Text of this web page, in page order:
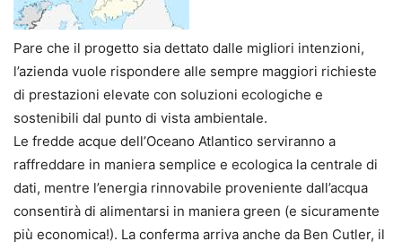
Pare che il progetto sia dettato dalle migliori intenzioni,
l’azienda vuole rispondere alle sempre maggiori richieste
di prestazioni elevate con soluzioni ecologiche e
sostenibili dal punto di vista ambientale.
Le fredde acque dell’Oceano Atlantico serviranno a
raffreddare in maniera semplice e ecologica la centrale di
dati, mentre l’energia rinnovabile proveniente dall’acqua
consentirà di alimentarsi in maniera green (e sicuramente
più economica!). La conferma arriva anche da Ben Cutler, il